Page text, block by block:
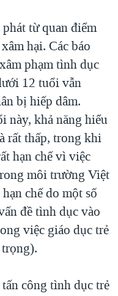
từ quan điểm
hại. Các báo
phạm tình dục
12 tuổi vẫn
bị hiếp dâm.
này, khả năng hiểu
rất thấp, trong khi
hạn chế vì việc
môi trường Việt
chế do một số
đề tình dục vào
việc giáo dục trẻ
công tình dục trẻ